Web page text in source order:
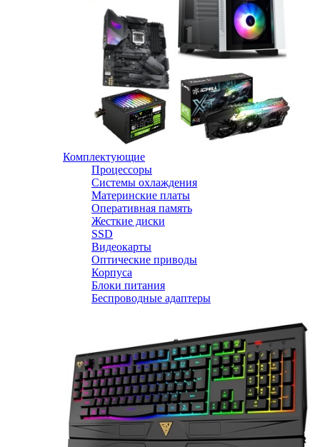
Комплектующие
Процессоры
Системы охлаждения
Материнские платы
Оперативная память
Жесткие диски
SSD
Видеокарты
Оптические приводы
Корпуса
Блоки питания
Беспроводные адаптеры